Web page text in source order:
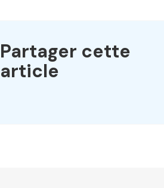
Partager cette
article